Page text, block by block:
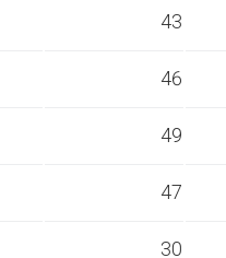
43
46
49
47
30